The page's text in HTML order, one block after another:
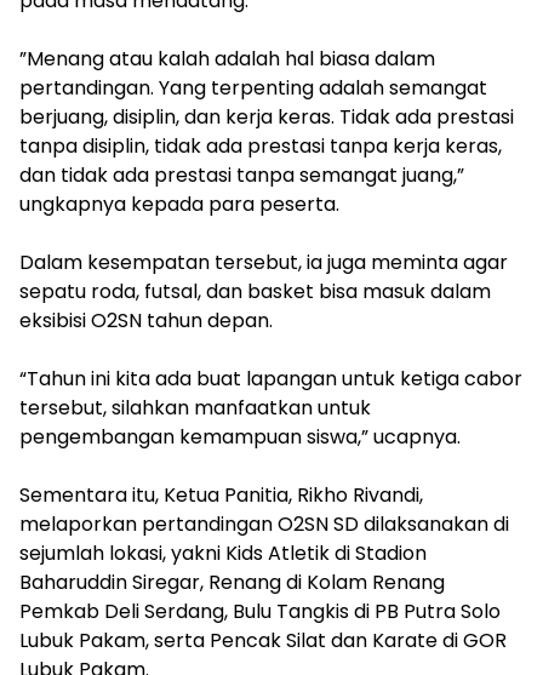
‎”Menang atau kalah adalah hal biasa dalam
pertandingan. Yang terpenting adalah semangat
berjuang, disiplin, dan kerja keras. Tidak ada prestasi
tanpa disiplin, tidak ada prestasi tanpa kerja keras,
dan tidak ada prestasi tanpa semangat juang,”
ungkapnya kepada para peserta.
‎Dalam kesempatan tersebut, ia juga meminta agar
sepatu roda, futsal, dan basket bisa masuk dalam
eksibisi O2SN tahun depan.
‎“Tahun ini kita ada buat lapangan untuk ketiga cabor
tersebut, silahkan manfaatkan untuk
pengembangan kemampuan siswa,” ucapnya.
‎Sementara itu, Ketua Panitia, Rikho Rivandi,
melaporkan pertandingan O2SN SD dilaksanakan di
sejumlah lokasi, yakni Kids Atletik di Stadion
Baharuddin Siregar, Renang di Kolam Renang
Pemkab Deli Serdang, Bulu Tangkis di PB Putra Solo
Lubuk Pakam, serta Pencak Silat dan Karate di GOR